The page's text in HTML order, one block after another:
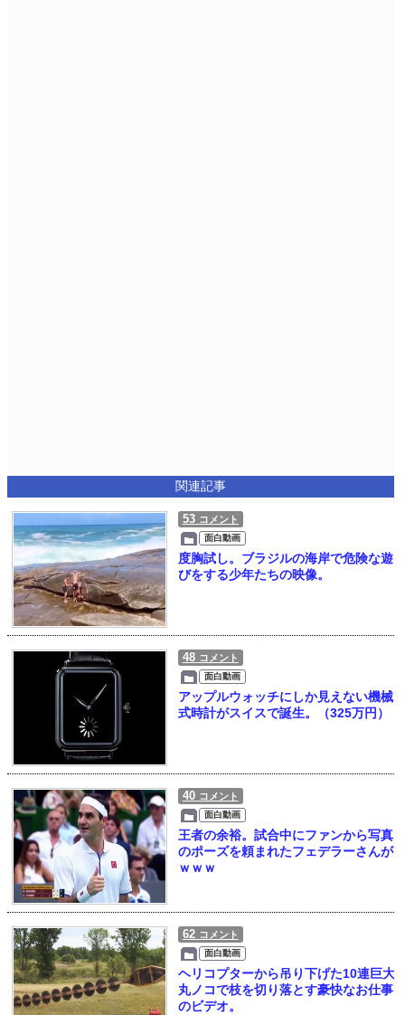
関連記事
53 コメント
面白動画
度胸試し。ブラジルの海岸で危険な遊
びをする少年たちの映像。
48 コメント
面白動画
アップルウォッチにしか見えない機械
式時計がスイスで誕生。（325万円）
40 コメント
面白動画
王者の余裕。試合中にファンから写真
のポーズを頼まれたフェデラーさんが
ｗｗｗ
62 コメント
面白動画
ヘリコプターから吊り下げた10連巨大
丸ノコで枝を切り落とす豪快なお仕事
のビデオ。